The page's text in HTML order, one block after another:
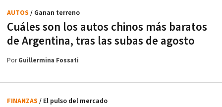
Cuáles son los autos chinos más baratos
de Argentina, tras las subas de agosto
AUTOS / Ganan terreno
PorGuillermina Fossati
FINANZAS / El pulso del mercado